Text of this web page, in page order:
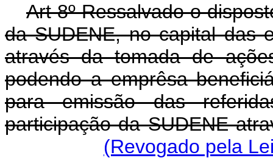
Art 8º Ressalvado o
da SUDENE, no capital das
através da tomada de
podendo a emprêsa
para emissão das
participação da SUDENE
(Revogado pela